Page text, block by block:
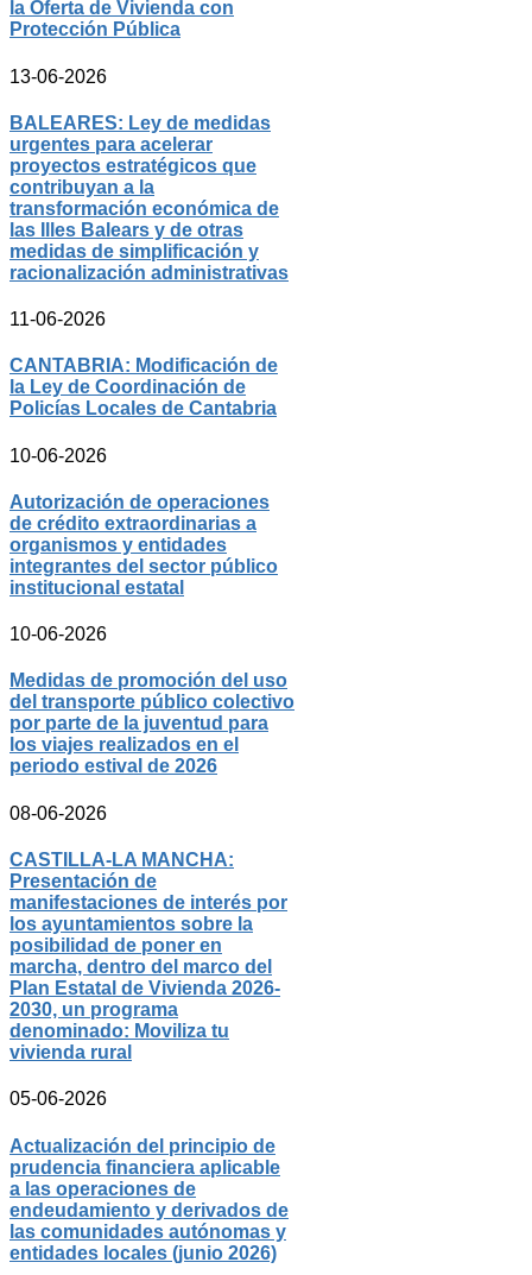
la Oferta de Vivienda con
Protección Pública
13-06-2026
BALEARES: Ley de medidas
urgentes para acelerar
proyectos estratégicos que
contribuyan a la
transformación económica de
las Illes Balears y de otras
medidas de simplificación y
racionalización administrativas
11-06-2026
CANTABRIA: Modificación de
la Ley de Coordinación de
Policías Locales de Cantabria
10-06-2026
Autorización de operaciones
de crédito extraordinarias a
organismos y entidades
integrantes del sector público
institucional estatal
10-06-2026
Medidas de promoción del uso
del transporte público colectivo
por parte de la juventud para
los viajes realizados en el
periodo estival de 2026
08-06-2026
CASTILLA-LA MANCHA:
Presentación de
manifestaciones de interés por
los ayuntamientos sobre la
posibilidad de poner en
marcha, dentro del marco del
Plan Estatal de Vivienda 2026-
2030, un programa
denominado: Moviliza tu
vivienda rural
05-06-2026
Actualización del principio de
prudencia financiera aplicable
a las operaciones de
endeudamiento y derivados de
las comunidades autónomas y
entidades locales (junio 2026)